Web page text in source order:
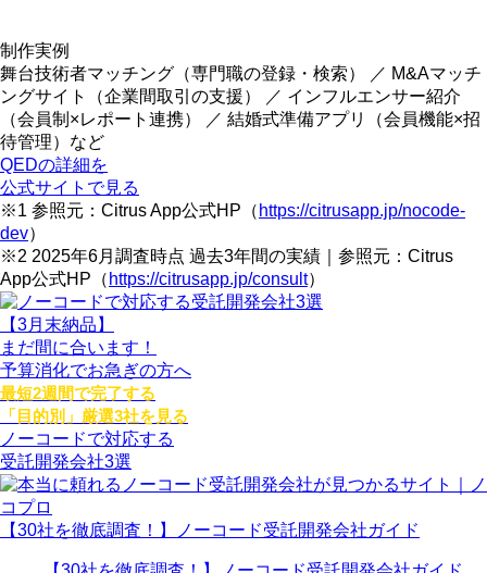
制作実例
舞台技術者マッチング（専門職の登録・検索） ／ M&Aマッチ
ングサイト（企業間取引の支援） ／ インフルエンサー紹介
（会員制×レポート連携） ／ 結婚式準備アプリ（会員機能×招
待管理）など
QEDの詳細を
公式サイトで見る
※1 参照元：Citrus App公式HP（ https://citrusapp.jp/nocode-
dev）
※2 2025年6月調査時点 過去3年間の実績｜参照元：Citrus
App公式HP（ https://citrusapp.jp/consult）
【3月末納品】
まだ間に合います！
予算消化でお急ぎの方へ
最短2週間で完了する
「目的別」厳選3社を見る
ノーコードで対応する
受託開発会社3選
【30社を徹底調査！】ノーコード受託開発会社ガイド